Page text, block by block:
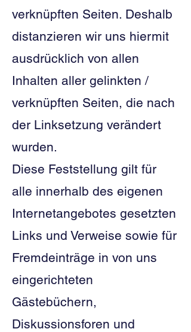
verknüpften Seiten. Deshalb
distanzieren wir uns hiermit
ausdrücklich von allen
Inhalten aller gelinkten /
verknüpften Seiten, die nach
der Linksetzung verändert
wurden.
Diese Feststellung gilt für
alle innerhalb des eigenen
Internetangebotes gesetzten
Links und Verweise sowie für
Fremdeinträge in von uns
eingerichteten
Gästebüchern,
Diskussionsforen und